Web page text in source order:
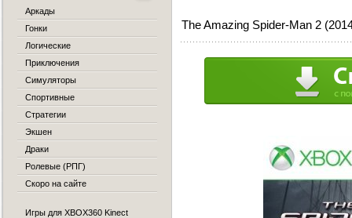
The Amazing Spider-Man 2
Аркады
Гонки
Логические
Приключения
Симуляторы
Спортивные
Стратегии
Экшен
Драки
Ролевые (РПГ)
Скоро на сайте
Игры для XBOX360 Kinect